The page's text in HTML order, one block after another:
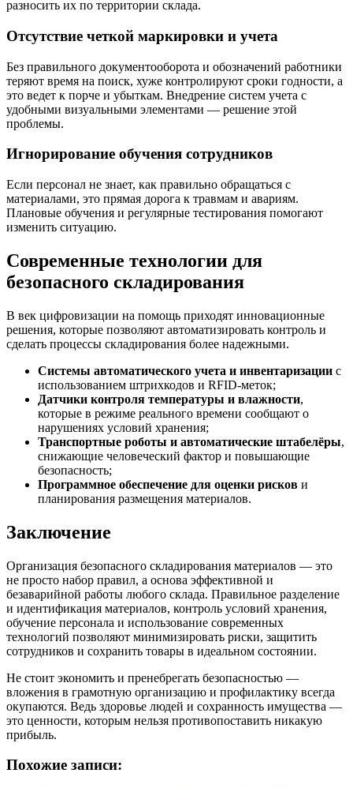
разносить их по территории склада.
Отсутствие четкой маркировки и учета
Без правильного документооборота и обозначений работники
теряют время на поиск, хуже контролируют сроки годности, а
это ведет к порче и убыткам. Внедрение систем учета с
удобными визуальными элементами — решение этой
проблемы.
Игнорирование обучения сотрудников
Если персонал не знает, как правильно обращаться с
материалами, это прямая дорога к травмам и авариям.
Плановые обучения и регулярные тестирования помогают
изменить ситуацию.
Современные технологии для
безопасного складирования
В век цифровизации на помощь приходят инновационные
решения, которые позволяют автоматизировать контроль и
сделать процессы складирования более надежными.
Системы автоматического учета и инвентаризации с
использованием штрихкодов и RFID-меток;
Датчики контроля температуры и влажности,
которые в режиме реального времени сообщают о
нарушениях условий хранения;
Транспортные роботы и автоматические штабелёры,
снижающие человеческий фактор и повышающие
безопасность;
Программное обеспечение для оценки рисков и
планирования размещения материалов.
Заключение
Организация безопасного складирования материалов — это
не просто набор правил, а основа эффективной и
безаварийной работы любого склада. Правильное разделение
и идентификация материалов, контроль условий хранения,
обучение персонала и использование современных
технологий позволяют минимизировать риски, защитить
сотрудников и сохранить товары в идеальном состоянии.
Не стоит экономить и пренебрегать безопасностью —
вложения в грамотную организацию и профилактику всегда
окупаются. Ведь здоровье людей и сохранность имущества —
это ценности, которым нельзя противопоставить никакую
прибыль.
Похожие записи: